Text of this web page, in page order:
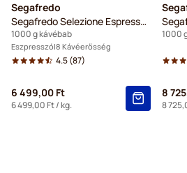
Segafredo
Segafredo Selezione Espresso Casa
1000 g kávébab
Eszpresszó 8 Kávéerősség
4.5(87)
6 499,00 Ft
6 499,00 Ft/ kg.
1000
8
8